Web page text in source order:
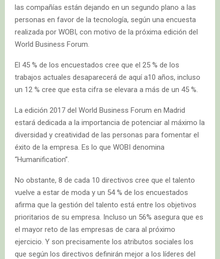
las compañías están dejando en un segundo plano a las
personas en favor de la tecnología, según una encuesta
realizada por WOBI, con motivo de la próxima edición del
World Business Forum.
El 45 % de los encuestados cree que el 25 % de los
trabajos actuales desaparecerá de aquí a10 años, incluso
un 12 % cree que esta cifra se elevara a más de un 45 %.
La edición 2017 del World Business Forum en Madrid
estará dedicada a la importancia de potenciar al máximo la
diversidad y creatividad de las personas para fomentar el
éxito de la empresa. Es lo que WOBI denomina
“Humanification”.
No obstante, 8 de cada 10 directivos cree que el talento
vuelve a estar de moda y un 54 % de los encuestados
afirma que la gestión del talento está entre los objetivos
prioritarios de su empresa. Incluso un 56% asegura que es
el mayor reto de las empresas de cara al próximo
ejercicio. Y son precisamente los atributos sociales los
que según los directivos definirán mejor a los líderes del